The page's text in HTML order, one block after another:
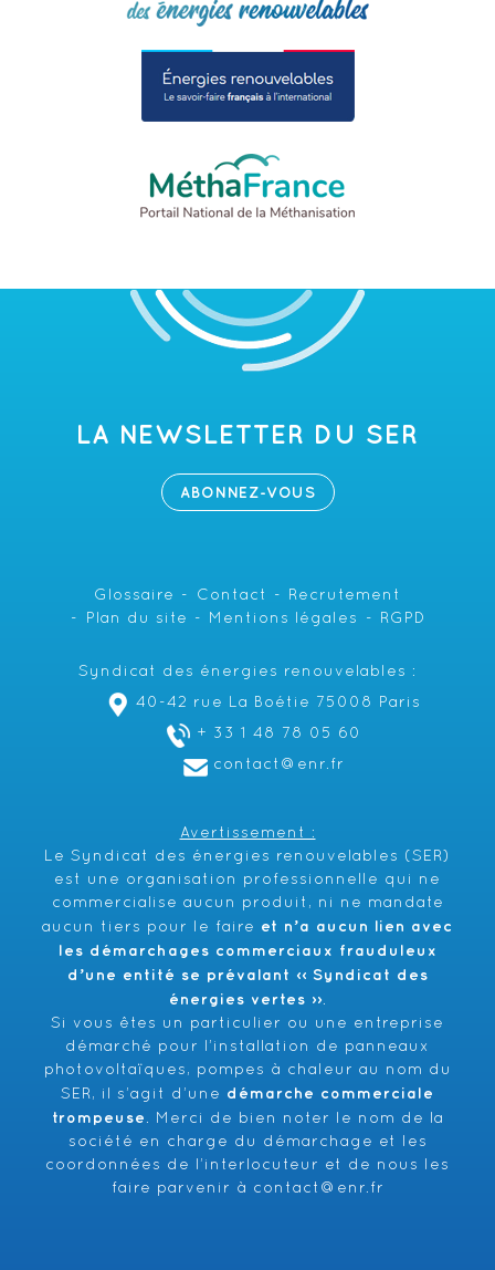
LA NEWSLETTER DU SER
ABONNEZ-VOUS
Glossaire Contact
Recrutement
Plan du site
Mentions légales RGPD
Syndicat des énergies renouvelables :
40-42 rue La Boétie 75008 Paris
+ 33 1 48 78 05 60
contact@enr.fr
Avertissement :
Le Syndicat des énergies renouvelables (SER)
est une organisation professionnelle qui ne
commercialise aucun produit, ni ne mandate
aucun tiers pour le faire et n’a aucun lien avec
les démarchages commerciaux frauduleux
d’une entité se prévalant ‹‹ Syndicat des
énergies vertes ››.
Si vous êtes un particulier ou une entreprise
démarché pour l’installation de panneaux
photovoltaïques, pompes à chaleur au nom du
SER, il s’agit d’une démarche commerciale
trompeuse . Merci de bien noter le nom de la
société en charge du démarchage et les
coordonnées de l’interlocuteur et de nous les
faire parvenir à
contact@enr.fr